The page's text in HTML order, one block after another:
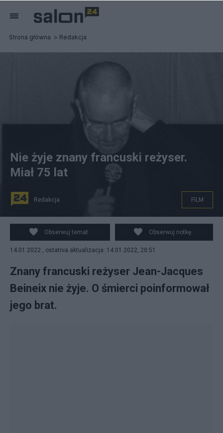
Strona główna Redakcja
Markus3 (Marc ROUSSEL), CC BY-SA 3.0
<https://creativecommons.org/licenses/by-sa/3.0>, via
Wikimedia Commons
Nie żyje znany francuski reżyser.
Miał 75 lat
Redakcja FILM
Obserwuj temat Obserwuj notkę
14.01.2022 , ostatnia aktualizacja: 14.01.2022, 20:51
Znany francuski reżyser Jean-Jacques
Beineix nie żyje. O śmierci poinformował
jego brat.